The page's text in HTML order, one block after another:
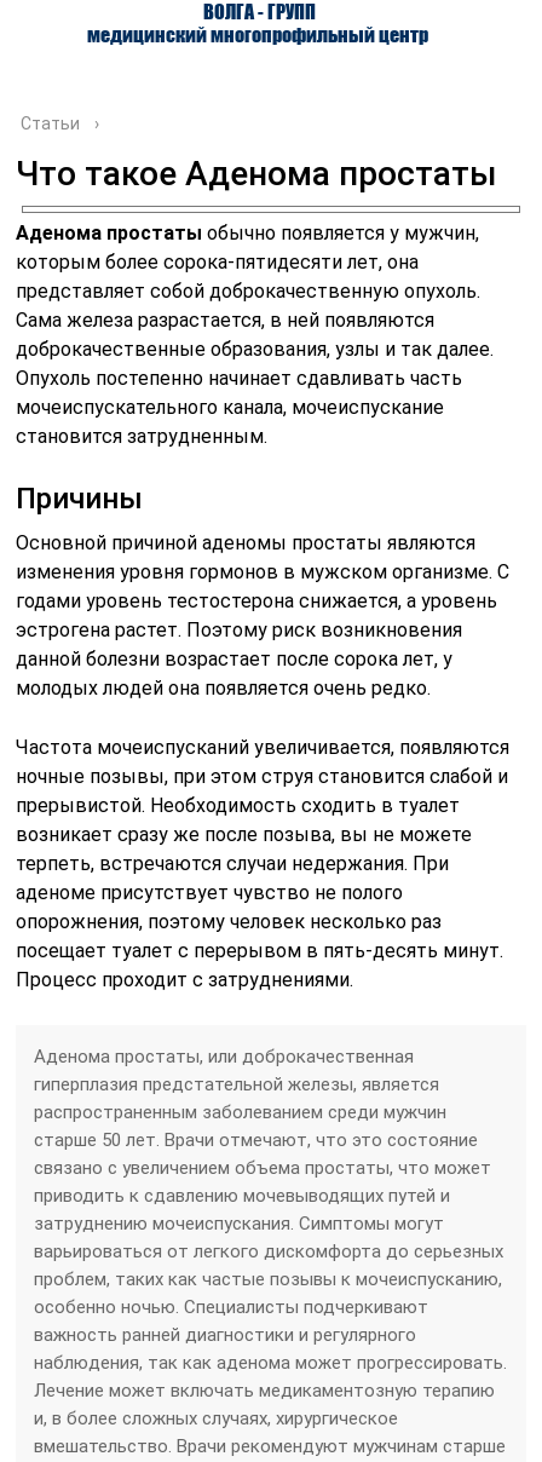
ВОЛГА - ГРУПП
медицинский многопрофильный центр
О ЦЕНТРЕ ВРАЧИ УСЛУГИ
Статьи ›
Что такое Аденома простаты
Аденома простаты обычно появляется у мужчин,
которым более сорока-пятидесяти лет, она
представляет собой доброкачественную опухоль.
Сама железа разрастается, в ней появляются
доброкачественные образования, узлы и так далее.
Опухоль постепенно начинает сдавливать часть
мочеиспускательного канала, мочеиспускание
становится затрудненным.
Причины
Основной причиной аденомы простаты являются
изменения уровня гормонов в мужском организме. С
годами уровень тестостерона снижается, а уровень
эстрогена растет. Поэтому риск возникновения
данной болезни возрастает после сорока лет, у
молодых людей она появляется очень редко.
Частота мочеиспусканий увеличивается, появляются
ночные позывы, при этом струя становится слабой и
прерывистой. Необходимость сходить в туалет
возникает сразу же после позыва, вы не можете
терпеть, встречаются случаи недержания. При
аденоме присутствует чувство не полого
опорожнения, поэтому человек несколько раз
посещает туалет с перерывом в пять-десять минут.
Процесс проходит с затруднениями.
Аденома простаты, или доброкачественная
гиперплазия предстательной железы, является
распространенным заболеванием среди мужчин
старше 50 лет. Врачи отмечают, что это состояние
связано с увеличением объема простаты, что может
приводить к сдавлению мочевыводящих путей и
затруднению мочеиспускания. Симптомы могут
варьироваться от легкого дискомфорта до серьезных
проблем, таких как частые позывы к мочеиспусканию,
особенно ночью. Специалисты подчеркивают
важность ранней диагностики и регулярного
наблюдения, так как аденома может прогрессировать.
Лечение может включать медикаментозную терапию
и, в более сложных случаях, хирургическое
вмешательство. Врачи рекомендуют мужчинам старше